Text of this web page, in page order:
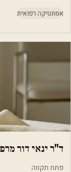
אסתטיקה רפואית
ד"ר ינאי דור
פתח תקווה